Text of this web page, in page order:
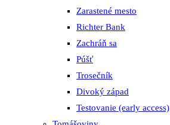
Zarastené mesto
Richter Bank
Zachráň sa
Púšť
Trosečník
Divoký západ
Testovanie (early access)